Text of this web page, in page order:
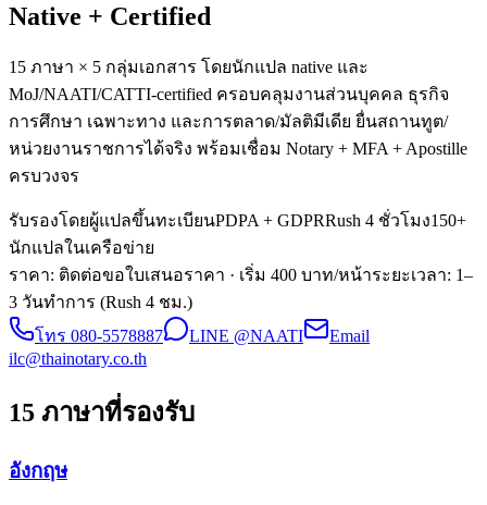
Native + Certified
15 ภาษา × 5 กลุ่มเอกสาร โดยนักแปล native และ
MoJ/NAATI/CATTI-certified ครอบคลุมงานส่วนบุคคล ธุรกิจ
การศึกษา เฉพาะทาง และการตลาด/มัลติมีเดีย ยื่นสถานทูต/
หน่วยงานราชการได้จริง พร้อมเชื่อม Notary + MFA + Apostille
ครบวงจร
รับรองโดยผู้แปลขึ้นทะเบียนPDPA + GDPRRush 4 ชั่วโมง150+
นักแปลในเครือข่าย
ราคา: ติดต่อขอใบเสนอราคา · เริ่ม 400 บาท/หน้าระยะเวลา: 1–
3 วันทำการ (Rush 4 ชม.)
โทร 080-5578887 LINE @NAATI
Email
ilc@thainotary.co.th
15 ภาษาที่รองรับ
อังกฤษ